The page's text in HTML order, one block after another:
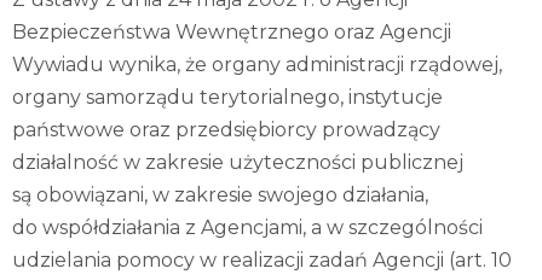
Bezpieczeństwa Wewnętrznego oraz Agencji
Wywiadu wynika, że organy administracji rządowej,
organy samorządu terytorialnego, instytucje
państwowe oraz przedsiębiorcy prowadzący
działalność w zakresie użyteczności publicznej
są obowiązani, w zakresie swojego działania,
do współdziałania z Agencjami, a w szczególności
udzielania pomocy w realizacji zadań Agencji (art. 10